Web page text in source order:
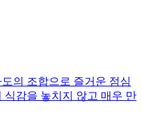
의 조합으로 즐거운 점심
식감을 놓치지 않고 매우 만